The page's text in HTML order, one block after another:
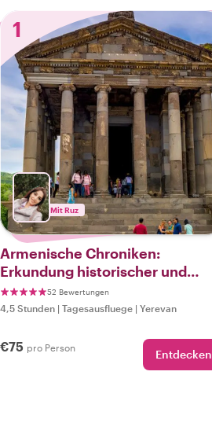
1
Mit Ruz
Armenische Chroniken:
Erkundung historischer und
kultureller Stätten
52 Bewertungen
4,5 Stunden | Tagesausfluege | Yerevan
€75 pro Person Entdecken